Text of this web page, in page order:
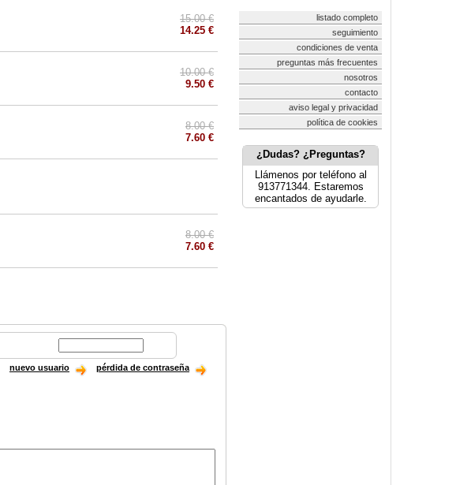
15.00 €
14.25 €
10.00 €
9.50 €
8.00 €
7.60 €
8.00 €
7.60 €
nuevo usuario pérdida de contraseña
listado completo
seguimiento
condiciones de venta
preguntas más frecuentes
nosotros
contacto
aviso legal y privacidad
política de cookies
¿Dudas? ¿Preguntas?
Llámenos por teléfono al
913771344. Estaremos
encantados de ayudarle.